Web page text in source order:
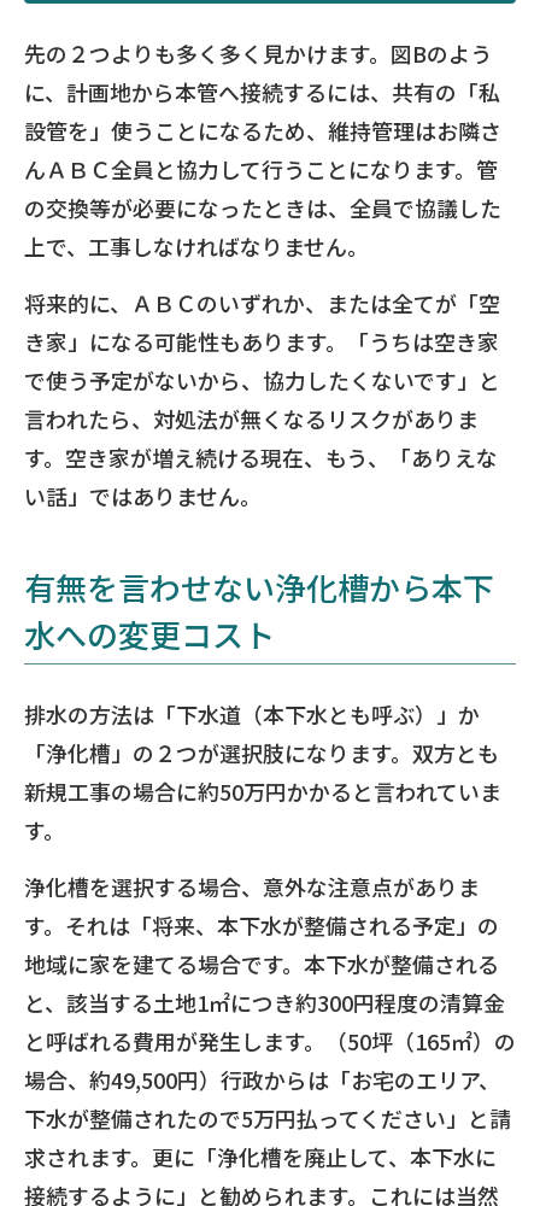
先の２つよりも多く多く見かけます。図Bのよう
に、計画地から本管へ接続するには、共有の「私
設管を」使うことになるため、維持管理はお隣さ
んＡＢＣ全員と協力して行うことになります。管
の交換等が必要になったときは、全員で協議した
上で、工事しなければなりません。
将来的に、ＡＢＣのいずれか、または全てが「空
き家」になる可能性もあります。「うちは空き家
で使う予定がないから、協力したくないです」と
言われたら、対処法が無くなるリスクがありま
す。空き家が増え続ける現在、もう、「ありえな
い話」ではありません。
有無を言わせない浄化槽から本下
水への変更コスト
排水の方法は「下水道（本下水とも呼ぶ）」か
「浄化槽」の２つが選択肢になります。双方とも
新規工事の場合に約50万円かかると言われていま
す。
浄化槽を選択する場合、意外な注意点がありま
す。それは「将来、本下水が整備される予定」の
地域に家を建てる場合です。本下水が整備される
と、該当する土地1㎡につき約300円程度の清算金
と呼ばれる費用が発生します。（50坪（165㎡）の
場合、約49,500円）行政からは「お宅のエリア、
下水が整備されたので5万円払ってください」と請
求されます。更に「浄化槽を廃止して、本下水に
接続するように」と勧められます。これには当然